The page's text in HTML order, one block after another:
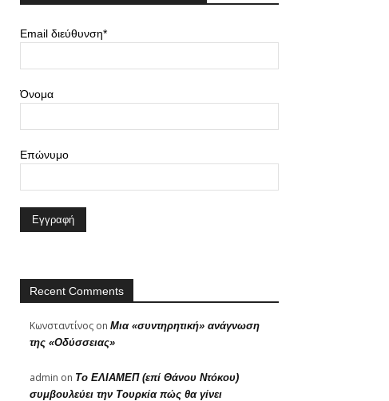
Email διεύθυνση*
Όνομα
Επώνυμο
Recent Comments
Κωνσταντίνος on Μια «συντηρητική» ανάγνωση
της «Οδύσσειας»
admin on Το ΕΛΙΑΜΕΠ (επί Θάνου Ντόκου)
συμβουλεύει την Τουρκία πώς θα γίνει